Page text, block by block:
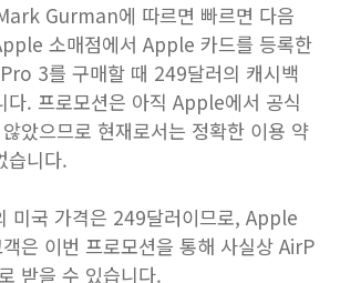
Gurman에 따르면 빠르면 다음
소매점에서 Apple 카드를 등록한
3를 구매할 때 249달러의 캐시백
다. 프로모션은 아직 Apple에서 공식
았으므로 현재로서는 정확한 이용 약
습니다.
미국 가격은 249달러이므로, Apple
은 이번 프로모션을 통해 사실상 AirP
받을 수 있습니다.